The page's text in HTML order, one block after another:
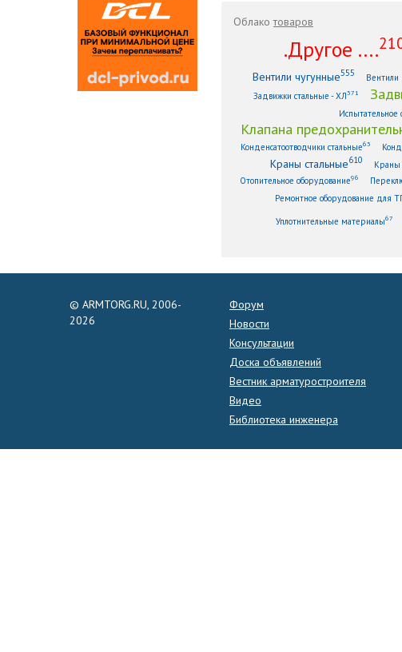
Облакотоваров
.Другое ....
Вентили чугунные555 Вентили
Задвижки стальные - ХЛ371
Клапана
Конденсатоотводчики стальные63
Краны стальные610 Краны
Отопительное оборудование96
Ремонтное оборудование для
Уплотнительные материалы67
© ARMTORG.RU, 2006-
2026
Форум
Новости
Консультации
Доска объявлений
Вестник арматуростроителя
Видео
Библиотека инженера